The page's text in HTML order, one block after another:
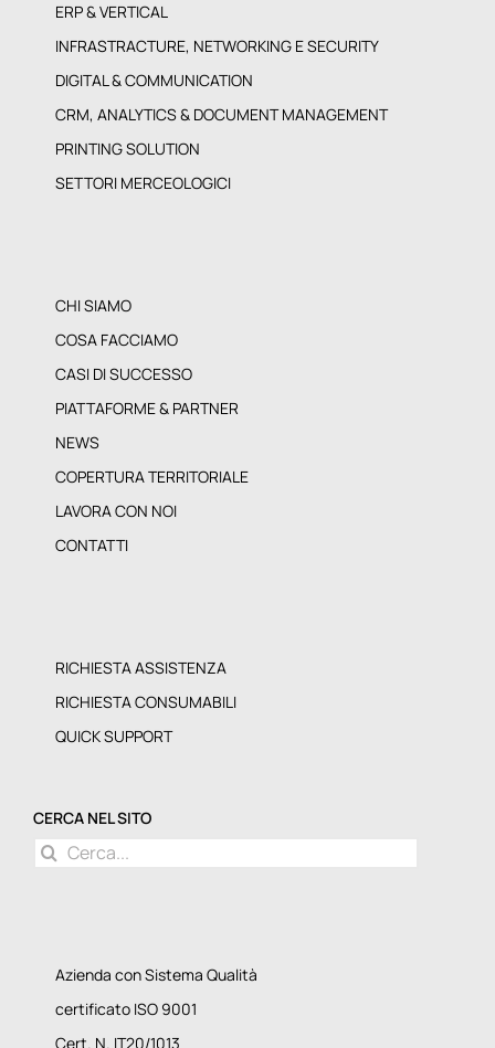
ERP & VERTICAL
INFRASTRACTURE, NETWORKING E SECURITY
DIGITAL & COMMUNICATION
CRM, ANALYTICS & DOCUMENT MANAGEMENT
PRINTING SOLUTION
SETTORI MERCEOLOGICI
CHI SIAMO
COSA FACCIAMO
CASI DI SUCCESSO
PIATTAFORME & PARTNER
NEWS
COPERTURA TERRITORIALE
LAVORA CON NOI
CONTATTI
RICHIESTA ASSISTENZA
RICHIESTA CONSUMABILI
QUICK SUPPORT
CERCA NEL SITO
Cerca
Azienda con Sistema Qualità
certificato ISO 9001
Cert. N. IT20/1013